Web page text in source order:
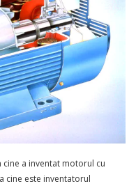
a inventat motorul cu
cine este inventatorul